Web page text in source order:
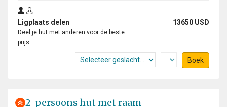
Ligplaats delen 13650 USD
Deel je hut met anderen voor de beste
prijs.
Boek
2-persoons hut met raam